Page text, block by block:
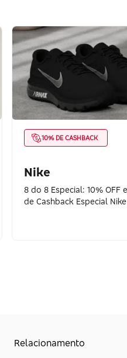
10% DE CASHBACK
Nike
8 do 8 Especial: 10% OFF
de Cashback Especial Nike
Relacionamento